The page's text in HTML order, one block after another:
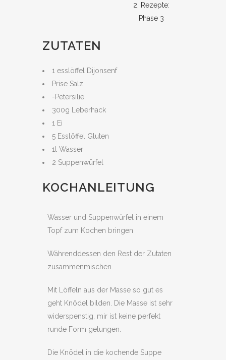
2
Rezepte:
Phase 3
ZUTATEN
1 esslöffel Dijonsenf
Prise Salz
-Petersilie
300g Leberhack
1 Ei
5 Esslöffel Gluten
1l Wasser
2 Suppenwürfel
KOCHANLEITUNG
Wasser und Suppenwürfel in einem
Topf zum Kochen bringen
Währenddessen den Rest der Zutaten
zusammenmischen.
Mit Löffeln aus der Masse so gut es
geht Knödel bilden. Die Masse ist sehr
widerspenstig, mir ist keine perfekt
runde Form gelungen.
Die Knödel in die kochende Suppe